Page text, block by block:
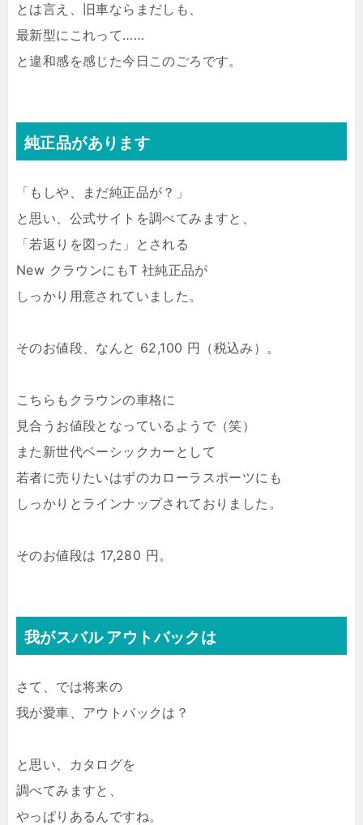
とは言え、旧車ならまだしも、
最新型にこれって……
と違和感を感じた今日このごろです。
純正品があります
「もしや、まだ純正品が？」
と思い、公式サイトを調べてみますと、
「若返りを図った」とされる
New クラウンにもT 社純正品が
しっかり用意されていました。
そのお値段、なんと 62,100 円（税込み）。
こちらもクラウンの車格に
見合うお値段となっているようで（笑）
また新世代ベーシックカーとして
若者に売りたいはずのカローラスポーツにも
しっかりとラインナップされておりました。
そのお値段は 17,280 円。
我がスバル アウトバックは
さて、では将来の
我が愛車、アウトバックは？
と思い、カタログを
調べてみますと、
やっぱりあるんですね。